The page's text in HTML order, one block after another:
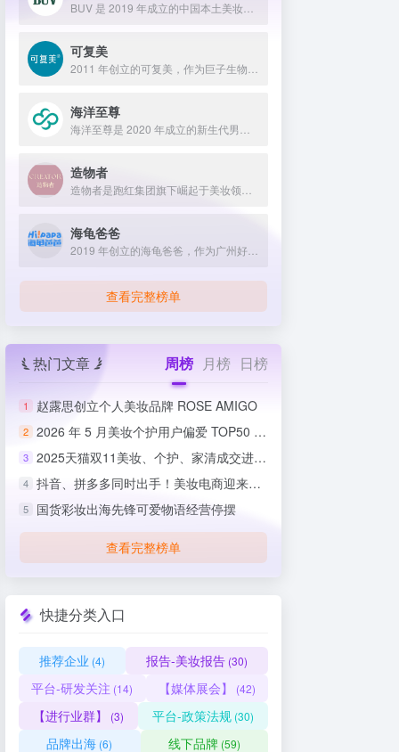
可复美
海洋至尊
造物者
海龟爸爸
查看完整榜单
热门文章 周榜 月榜 日榜
1 赵露思创立个人美妆品牌 ROSE AMIGO
2 2026 年 5 月美妆个护用户偏爱 TOP50 榜单出炉
3 2025天猫双11美妆、个护、家清成交进度排行榜
4 抖音、拼多多同时出手！美妆电商迎来史上最严整治
5 国货彩妆出海先锋可爱物语经营停摆
查看完整榜单
快捷分类入口
推荐企业 (4) 报告-美妆报告 (30)
平台-研发关注 (14) 【媒体展会】 (42)
【进行业群】 (3) 平台-政策法规 (30)
品牌出海 (6) 线下品牌(59)